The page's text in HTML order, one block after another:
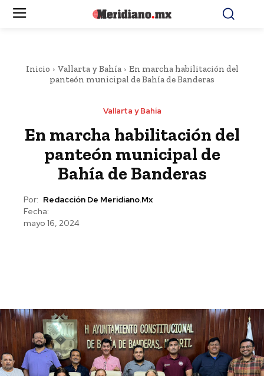
Inicio Vallarta y Bahía
En marcha habilitación del
panteón municipal de Bahía de Banderas
Vallarta y Bahía
En marcha habilitación del
panteón municipal de
Bahía de Banderas
Por: Redacción De Meridiano.mx
Fecha:
mayo 16, 2024